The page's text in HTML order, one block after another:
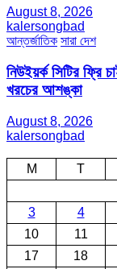
August 8, 2026
kalersongbad
আন্তর্জাতিক সারা দেশ
নিউইয়র্ক সিটির ফ্রি
খরচের আশঙ্কা
August 8, 2026
kalersongbad
M
T
3
4
10
11
17
18